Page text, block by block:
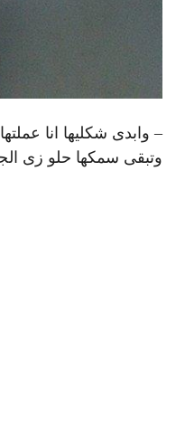
– وابدى شكليها انا
وتبقى سمكها حلو زى